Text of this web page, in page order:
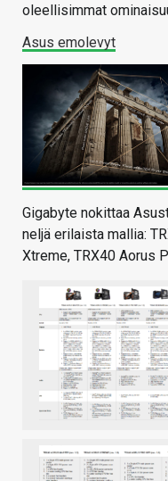
oleellisimmat
Asus emolevyt
Gigabyte nokittaa
neljä erilaista mallia:
Xtreme, TRX40 Aorus